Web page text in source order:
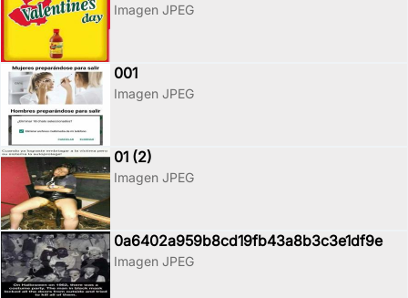
Imagen JPEG
001
Imagen JPEG
01 (2)
Imagen JPEG
0a6402a959b8cd19fb43a8b3c3e1df9e
Imagen JPEG